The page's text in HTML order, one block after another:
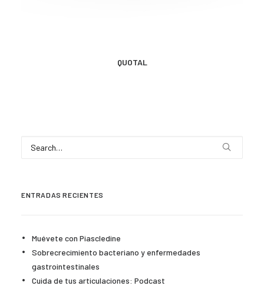
MÁS INFORMACIÓN
QUOTAL
ENTRADAS RECIENTES
Muévete con Piascledine
Sobrecrecimiento bacteriano y enfermedades
gastrointestinales
Cuida de tus articulaciones: Podcast